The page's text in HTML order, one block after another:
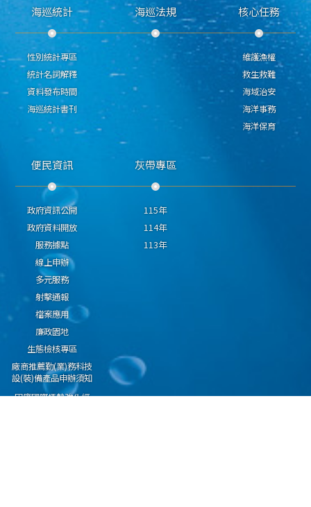
海巡統計
性別統計專區
統計名詞解釋
資料發布時間
海巡統計書刊
海巡法規 核心任務
維護漁權
救生救難
海域治安
海洋事務
海洋保育
便民資訊
政府資訊公開
政府資料開放
服務據點
線上申辦
多元服務
射擊通報
檔案應用
廉政園地
生態檢核專區
廠商推薦勤(業)務科技
設(裝)備產品申辦須知
因應國際情勢強化經
灰帶專區
115年
114年
113年